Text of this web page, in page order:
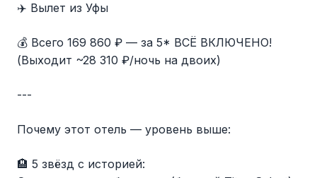
✈️ Вылет из Уфы
💰 Всего 169 860 ₽ — за 5* ВСЁ ВКЛЮЧЕНО!
(Выходит ~28 310 ₽/ночь на двоих)
---
Почему этот отель — уровень выше:
🏨 5 звёзд с историей: